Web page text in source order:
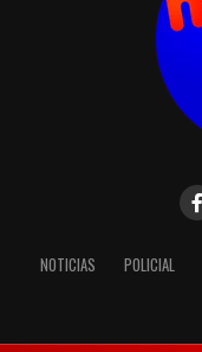
NOTICIAS POLICIAL